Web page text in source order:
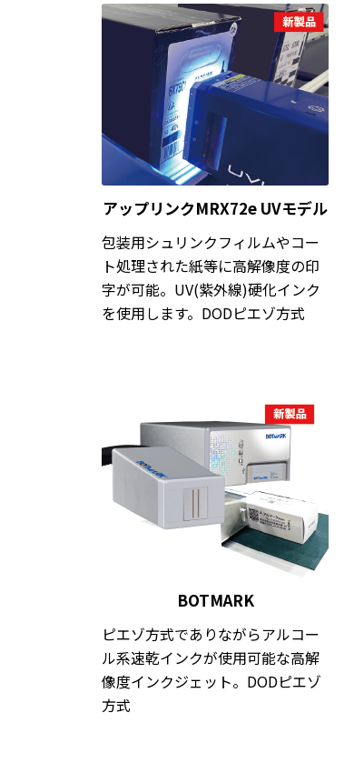
アップリンクMRX72e UVモデル
包装用シュリンクフィルムやコー
ト処理された紙等に高解像度の印
字が可能。UV(紫外線)硬化インク
を使用します。DODピエゾ方式
BOTMARK
ピエゾ方式でありながらアルコー
ル系速乾インクが使用可能な高解
像度インクジェット。DODピエゾ
方式